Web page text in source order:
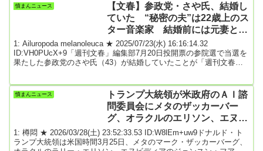
憤まんニュース
【文春】参政党・さや氏、結婚し
ていた “秘密の夫”は22歳上のス
ター音楽家 結婚前には元妻とト
ラブルも
1: Ailuropoda melanoleuca ★ 2025/07/23(水) 16:16:14.32
ID:VH0PUcX+9「週刊文春」編集部7月20日投開票の参院選で当選を
果たした参政党のさや氏（43）が結婚していたことが「週刊文春」
庁長官の鈴木大地氏（自民）に次ぐ第2位で当選を果たした人物だ。
ジャズシンガー、保守メディアのキャスターとして活動公開されて
憤まんニュース
トランプ大統領が米政府のＡＩ諮
問委員会にメタのザッカーバー
グ、オラクルのエリソン、エヌビ
ディアのフアンら起用
1: 樽悶 ★ 2026/03/28(土) 23:52:33.53 ID:W8lEm+uw9ドナルド・ト
ランプ大統領は米国時間3月25日、メタのマーク・ザッカーバーグ、